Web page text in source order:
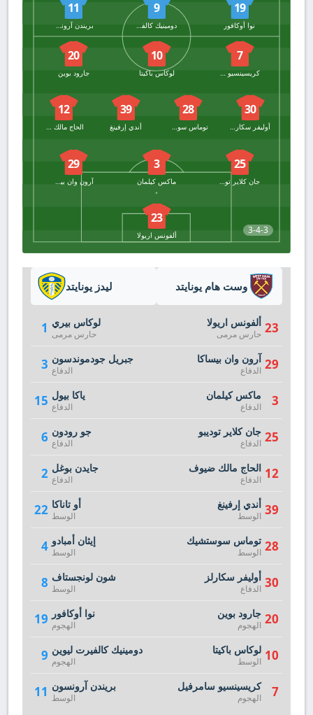
19
نوا أوكافور
9
دومينيك كالفيرت ليوين
11
بريندن آرونسون
3-4-3
7
كريسينسيو سامرفيل
10
لوكاس باكيتا
20
جارود بوين
30
أوليفر سكارلز
28
توماس سوستشيك
39
أندي إرفينغ
12
الحاج مالك ضيوف
25
3
ماكس كيلمان
29
23
ألفونس اريولا
ليدز يونايتد
1 لوكاس بيري
حارس مرمى
3 جبريل جودموندسون
الدفاع
15 ياكا بيول
الدفاع
6 جو رودون
الدفاع
2 جايدن بوغل
الدفاع
22 أو تاناكا
الوسط
4 إيثان أمبادو
الوسط
8 شون لونجستاف
الوسط
19 نوا أوكافور
الهجوم
9 دومينيك كالفيرت ليوين
الهجوم
11 بريندن آرونسون
الوسط
وست هام يونايتد
23 ألفونس اريولا
حارس مرمى
29 آرون وان بيساكا
الدفاع
3 ماكس كيلمان
الدفاع
25 جان كلاير توديبو
الدفاع
12 الحاج مالك ضيوف
الدفاع
39 أندي إرفينغ
الوسط
28 توماس سوستشيك
الوسط
30 أوليفر سكارلز
الدفاع
20 جارود بوين
الهجوم
10 لوكاس باكيتا
الوسط
7 كريسينسيو سامرفيل
الهجوم